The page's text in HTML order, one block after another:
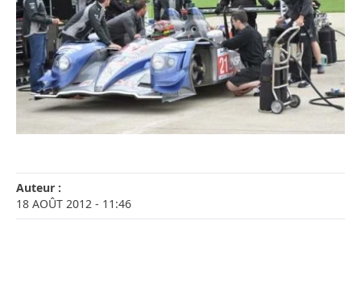
Auteur :
18 AOÛT 2012 - 11:46